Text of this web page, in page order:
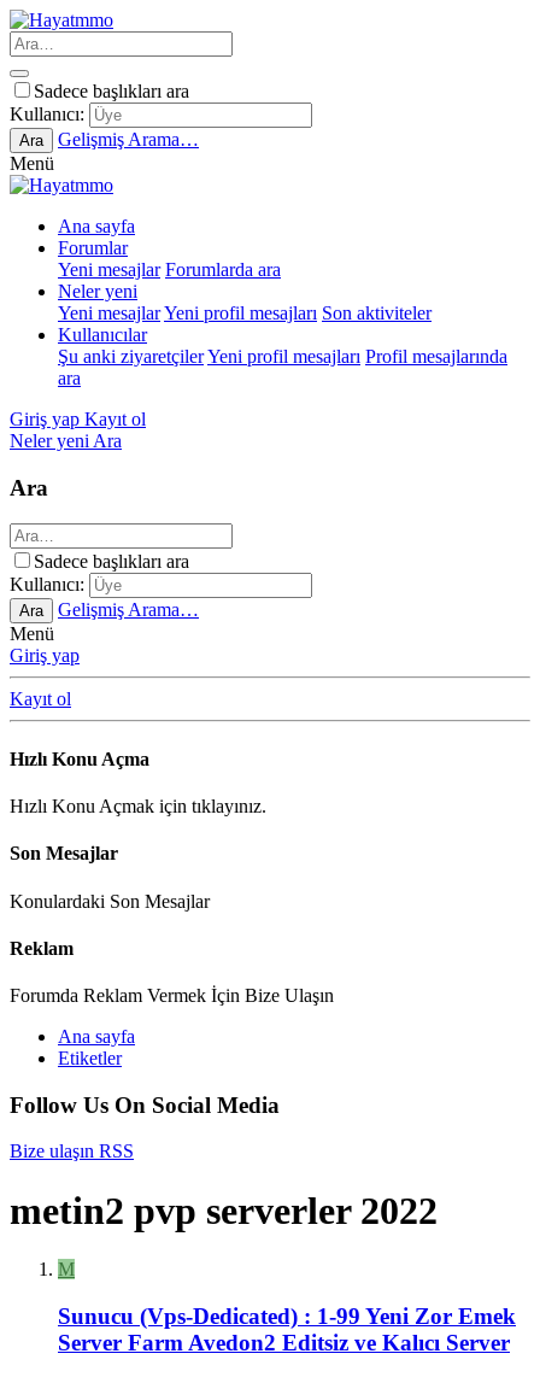
Sadece başlıkları ara
Kullanıcı:
Ara
Gelişmiş Arama…
Menü
Ana sayfa
Forumlar
Yeni mesajlar Forumlarda ara
Neler yeni
Yeni mesajlarYeni profil mesajları Son aktiviteler
Kullanıcılar
Şu anki ziyaretçilerYeni profil mesajları Profil mesajlarında
ara
Giriş yap Kayıt ol
Neler yeni Ara
Ara
Sadece başlıkları ara
Kullanıcı:
Ara
Gelişmiş Arama…
Menü
Giriş yap
Kayıt ol
Hızlı Konu Açma
Hızlı Konu Açmak için tıklayınız.
Son Mesajlar
Konulardaki Son Mesajlar
Reklam
Forumda Reklam Vermek İçin Bize Ulaşın
Ana sayfa
Etiketler
Follow Us On Social Media
Bize ulaşın RSS
metin2 pvp serverler 2022
M
Sunucu (Vps-Dedicated) : 1-99 Yeni Zor Emek
Server Farm Avedon2 Editsiz ve Kalıcı Server